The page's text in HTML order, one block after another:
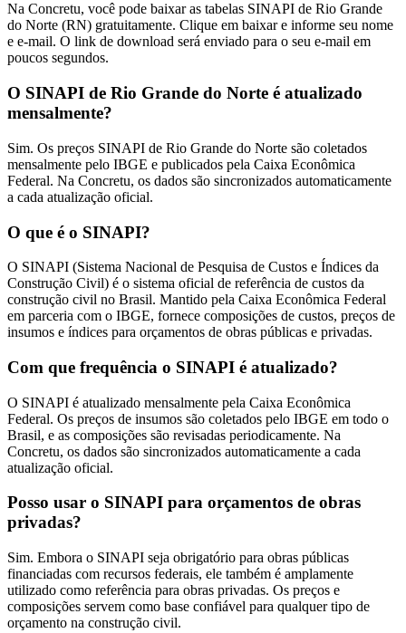
Na Concretu, você pode baixar as tabelas SINAPI de Rio Grande
do Norte (RN) gratuitamente. Clique em baixar e informe seu nome
e e-mail. O link de download será enviado para o seu e-mail em
poucos segundos.
O SINAPI de Rio Grande do Norte é atualizado
mensalmente?
Sim. Os preços SINAPI de Rio Grande do Norte são coletados
mensalmente pelo IBGE e publicados pela Caixa Econômica
Federal. Na Concretu, os dados são sincronizados automaticamente
a cada atualização oficial.
O que é o SINAPI?
O SINAPI (Sistema Nacional de Pesquisa de Custos e Índices da
Construção Civil) é o sistema oficial de referência de custos da
construção civil no Brasil. Mantido pela Caixa Econômica Federal
em parceria com o IBGE, fornece composições de custos, preços de
insumos e índices para orçamentos de obras públicas e privadas.
Com que frequência o SINAPI é atualizado?
O SINAPI é atualizado mensalmente pela Caixa Econômica
Federal. Os preços de insumos são coletados pelo IBGE em todo o
Brasil, e as composições são revisadas periodicamente. Na
Concretu, os dados são sincronizados automaticamente a cada
atualização oficial.
Posso usar o SINAPI para orçamentos de obras
privadas?
Sim. Embora o SINAPI seja obrigatório para obras públicas
financiadas com recursos federais, ele também é amplamente
utilizado como referência para obras privadas. Os preços e
composições servem como base confiável para qualquer tipo de
orçamento na construção civil.